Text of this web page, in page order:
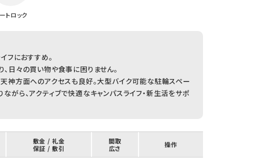
トロック
フにおすすめ。
日々の買い物や食事に困りません。
神方面へのアクセスも良好。大型バイク可能な駐輪スペー
がら、アクティブで快適なキャンパスライフ・新生活をサポ
敷金 / 礼金
保証 / 敷引
間取
広さ
操作